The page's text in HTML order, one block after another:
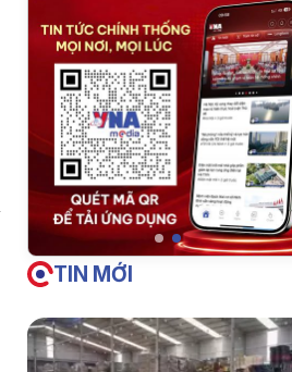
TIN MỚI